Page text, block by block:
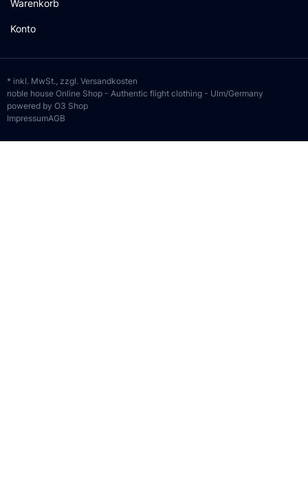
Warenkorb
Konto
* inkl. MwSt., zzgl. Versandkosten
noble house Online Shop - Authentic flight clothing - Ulm/Germany
powered by O3 Shop
ImpressumAGB